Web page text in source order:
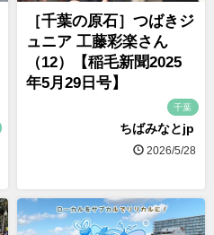
［千葉の原石］つばきジ
ュニア 工藤彩楽さん
（12）【稲毛新聞2025
年5月29日号】
千葉
ちばみなとjp
2026/5/28